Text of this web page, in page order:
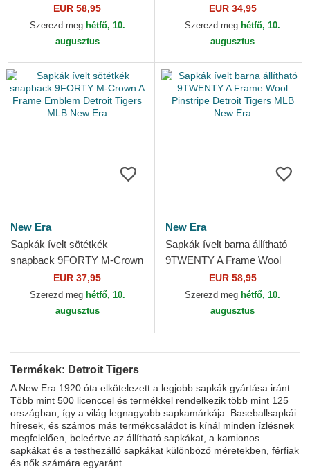
Pinstripe Detroit Tigers MLB
New Era
EUR 58,95
Szerezd meg hétfő, 10.
augusztus
MLB NikeEUR 34,95
Szerezd meg hétfő, 10.
augusztus
New Era
Sapkák ívelt sötétkék
snapback 9FORTY M-Crown
A Frame Emblem Detroit
Tigers MLB New Era
EUR 37,95
Szerezd meg hétfő, 10.
augusztus
New Era
Sapkák ívelt barna állítható
9TWENTY A Frame Wool
Pinstripe Detroit Tigers MLB
New Era
EUR 58,95
Szerezd meg hétfő, 10.
augusztus
Termékek: Detroit Tigers
A New Era 1920 óta elkötelezett a legjobb sapkák gyártása iránt.
Több mint 500 licenccel és termékkel rendelkezik több mint 125
országban, így a világ legnagyobb sapkamárkája. Baseballsapkái
híresek, és számos más termékcsaládot is kínál minden ízlésnek
megfelelően, beleértve az állítható sapkákat, a kamionos
sapkákat és a testhezálló sapkákat különböző méretekben, férfiak
és nők számára egyaránt.